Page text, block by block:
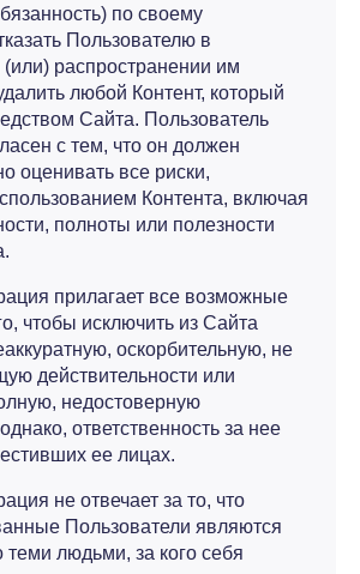
по своему
Пользователю в
распространении им
любой Контент, который
Сайта. Пользователь
с тем, что он должен
оценивать все риски,
Контента, включая
полноты или полезности
прилагает все возможные
чтобы исключить из Сайта
оскорбительную, не
действительности или
недостоверную
ответственность за нее
ее лицах.
не отвечает за то, что
Пользователи являются
теми людьми, за кого себя